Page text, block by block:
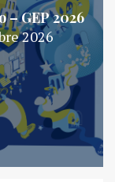
GEP 2026
2026